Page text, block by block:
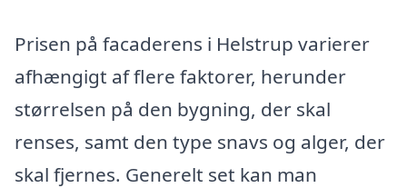
Prisen på facaderens i Helstrup varierer
afhængigt af flere faktorer, herunder
størrelsen på den bygning, der skal
renses, samt den type snavs og alger, der
skal fjernes. Generelt set kan man